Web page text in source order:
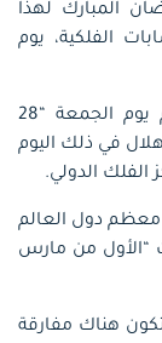
المبارك لهذا
الفلكية، يوم
ويتحرى العالم الإسلامي هلال الشهر الكريم يوم الجمعة “28
الهلال في ذلك اليوم
الفلك الدولي.
معظم دول العالم
“الأول من مارس
هناك مفارقة